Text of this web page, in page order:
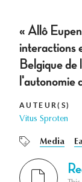
« Allô
interactions
Belgique de
AUTEUR(S)
Vitus Sproten
Media